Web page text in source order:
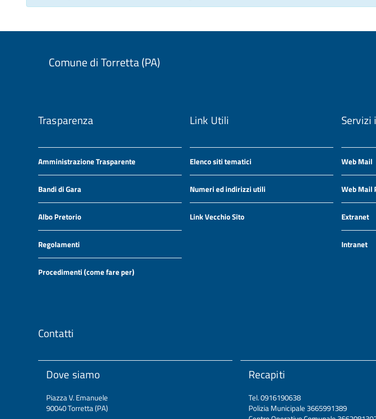
Comune di Torretta (PA)
Trasparenza
Amministrazione Trasparente
Bandi di Gara
Albo Pretorio
Regolamenti
Procedimenti (come fare per)
Link Utili
Elenco siti tematici
Numeri ed indirizzi utili
Link Vecchio Sito
Servizi
Web Mail
Web Mail
Extranet
Intranet
Contatti
Dove siamo
Piazza V. Emanuele
90040 Torretta (PA)
Recapiti
Tel. 0916190638
Polizia Municipale 3665991389